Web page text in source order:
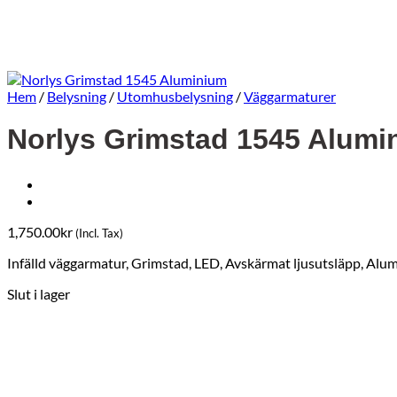
Hem / Belysning / Utomhusbelysning /Väggarmaturer
Norlys Grimstad 1545
1,750.00kr(Incl. Tax)
Infälld väggarmatur, Grimstad, LED, Avskärmat ljusutsläpp,
Slut i lager